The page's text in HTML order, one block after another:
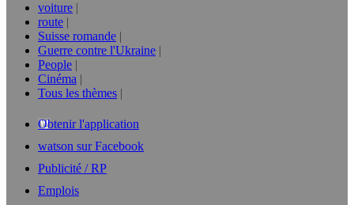
voiture
route
Suisse romande
Guerre contre l'Ukraine
People
Cinéma
Tous les thèmes
Obtenir l'application
watson sur Facebook
Publicité / RP
Emplois